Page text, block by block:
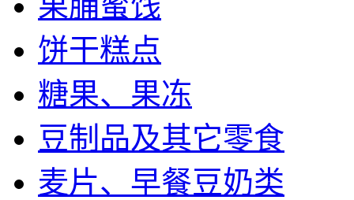
饼干糕点
糖果、果冻
豆制品及其它零食
麦片、早餐豆奶类